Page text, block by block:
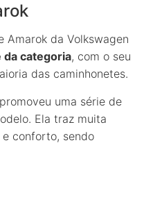
Amarok da Volkswagen
da categoria, com o seu
das caminhonetes.
uma série de
Ela traz muita
conforto, sendo